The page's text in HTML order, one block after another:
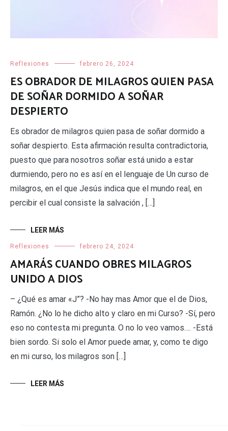
Reflexiones febrero 26, 2024
ES OBRADOR DE MILAGROS QUIEN PASA
DE SOÑAR DORMIDO A SOÑAR
DESPIERTO
Es obrador de milagros quien pasa de soñar dormido a
soñar despierto. Esta afirmación resulta contradictoria,
puesto que para nosotros soñar está unido a estar
durmiendo, pero no es así en el lenguaje de Un curso de
milagros, en el que Jesús indica que el mundo real, en
percibir el cual consiste la salvación , […]
LEER MÁS
Reflexiones febrero 24, 2024
AMARÁS CUANDO OBRES MILAGROS
UNIDO A DIOS
– ¿Qué es amar «J”? -No hay mas Amor que el de Dios,
Ramón. ¿No lo he dicho alto y claro en mi Curso? -Sí, pero
eso no contesta mi pregunta. O no lo veo vamos…. -Está
bien sordo. Si solo el Amor puede amar, y, como te digo
en mi curso, los milagros son […]
LEER MÁS